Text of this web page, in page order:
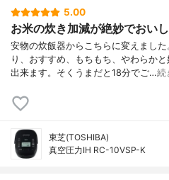
5.00
お米の炊き加減が絶妙でおいし
安物の炊飯器からこちらに変えまし
り、おすすめ、もちもち、やわらか
出来ます。そくうまだと18分でご…続
東芝(TOSHIBA)
真空圧力IH RC-10VSP-K